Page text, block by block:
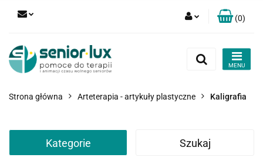
Zarejestruj się
Zgody cookies
(0)
Strona główna Arteterapia - artykuły plastyczne Kaligrafia
Kategorie Szukaj